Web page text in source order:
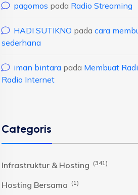
pagomos pada Radio Streaming
HADI SUTIKNO pada cara
sederhana
iman bintara pada Membuat
Radio Internet
Categoris
Infrastruktur & Hosting (341)
Hosting Bersama (1)